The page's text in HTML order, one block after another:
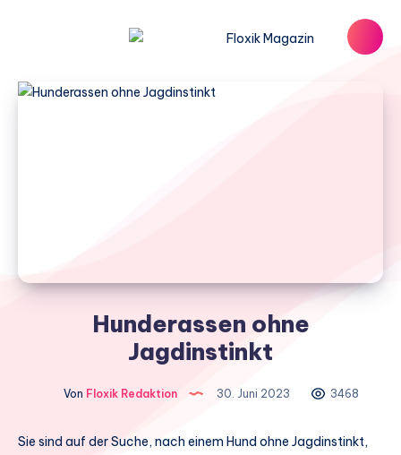
Hunderassen ohne
Jagdinstinkt
Von Floxik Redaktion 30. Juni 2023 3468
Sie sind auf der Suche, nach einem Hund ohne Jagdinstinkt,